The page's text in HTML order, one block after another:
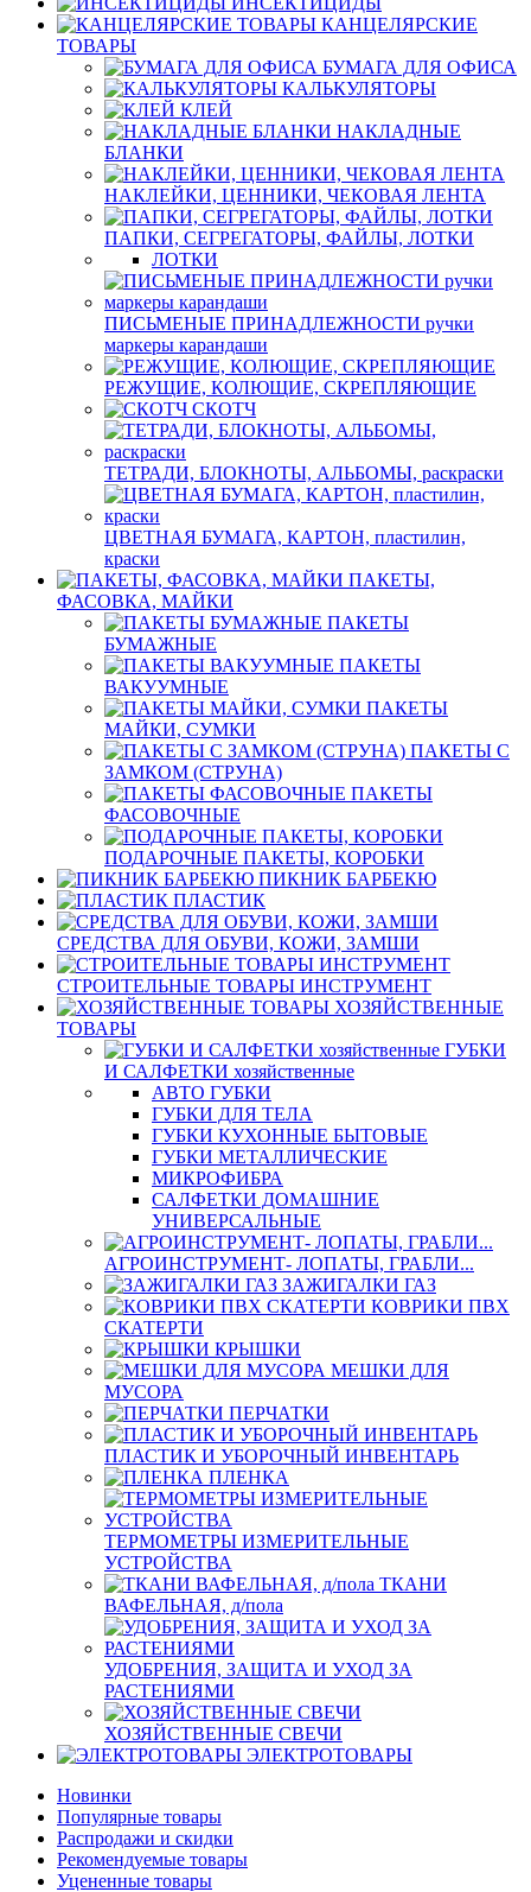
КАНЦЕЛЯРСКИЕ
ТОВАРЫ
БУМАГА ДЛЯ ОФИСА
КАЛЬКУЛЯТОРЫ
КЛЕЙ
НАКЛАДНЫЕ
БЛАНКИ
НАКЛЕЙКИ, ЦЕННИКИ, ЧЕКОВАЯ ЛЕНТА
ПАПКИ, СЕГРЕГАТОРЫ, ФАЙЛЫ, ЛОТКИ
ЛОТКИ
ПИСЬМЕНЫЕ ПРИНАДЛЕЖНОСТИ ручки
маркеры карандаши
РЕЖУЩИЕ, КОЛЮЩИЕ, СКРЕПЛЯЮЩИЕ
СКОТЧ
ТЕТРАДИ, БЛОКНОТЫ, АЛЬБОМЫ, раскраски
ЦВЕТНАЯ БУМАГА, КАРТОН, пластилин,
краски
ПАКЕТЫ,
ФАСОВКА, МАЙКИ
ПАКЕТЫ
БУМАЖНЫЕ
ПАКЕТЫ
ВАКУУМНЫЕ
ПАКЕТЫ
МАЙКИ, СУМКИ
ПАКЕТЫ С
ЗАМКОМ (СТРУНА)
ПАКЕТЫ
ФАСОВОЧНЫЕ
ПОДАРОЧНЫЕ ПАКЕТЫ, КОРОБКИ
ПИКНИК БАРБЕКЮ
ПЛАСТИК
СРЕДСТВА ДЛЯ ОБУВИ, КОЖИ, ЗАМШИ
СТРОИТЕЛЬНЫЕ ТОВАРЫ ИНСТРУМЕНТ
ХОЗЯЙСТВЕННЫЕ
ТОВАРЫ
ГУБКИ
И САЛФЕТКИ хозяйственные
АВТО ГУБКИ
ГУБКИ ДЛЯ ТЕЛА
ГУБКИ КУХОННЫЕ БЫТОВЫЕ
ГУБКИ МЕТАЛЛИЧЕСКИЕ
МИКРОФИБРА
САЛФЕТКИ ДОМАШНИЕ
УНИВЕРСАЛЬНЫЕ
АГРОИНСТРУМЕНТ- ЛОПАТЫ, ГРАБЛИ...
ЗАЖИГАЛКИ ГАЗ
КОВРИКИ ПВХ
СКАТЕРТИ
КРЫШКИ
МЕШКИ ДЛЯ
МУСОРА
ПЕРЧАТКИ
ПЛАСТИК И УБОРОЧНЫЙ ИНВЕНТАРЬ
ПЛЕНКА
ТЕРМОМЕТРЫ ИЗМЕРИТЕЛЬНЫЕ
УСТРОЙСТВА
ТКАНИ
ВАФЕЛЬНАЯ, д/пола
УДОБРЕНИЯ, ЗАЩИТА И УХОД ЗА
РАСТЕНИЯМИ
ХОЗЯЙСТВЕННЫЕ СВЕЧИ
ЭЛЕКТРОТОВАРЫ
Новинки
Популярные товары
Распродажи и скидки
Рекомендуемые товары
Уцененные товары